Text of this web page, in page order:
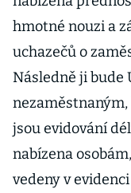
hmotné nouzi a
uchazečů o
Následně ji bude
jsou evidování
nabízena
vedeny v